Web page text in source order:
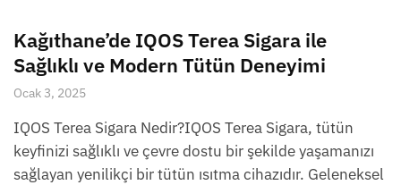
Kağıthane’de IQOS Terea Sigara ile
Sağlıklı ve Modern Tütün Deneyimi
Ocak 3, 2025
IQOS Terea Sigara Nedir?IQOS Terea Sigara, tütün
keyfinizi sağlıklı ve çevre dostu bir şekilde yaşamanızı
sağlayan yenilikçi bir tütün ısıtma cihazıdır. Geleneksel